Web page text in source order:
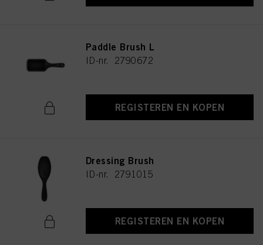
Paddle Brush L
ID-nr. 2790672
REGISTEREN EN KOPEN
Dressing Brush
ID-nr. 2791015
REGISTEREN EN KOPEN